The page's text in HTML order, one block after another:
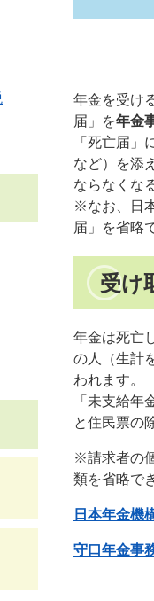
年金を受け
届」を年金
「死亡届
など）を添
ならなくな
※なお、日
届」を省略
受け
年金は死亡
の人（生計
われます。
「未支給
と住民票の
※請求者の
類を省略で
日本年金機
守口年金事